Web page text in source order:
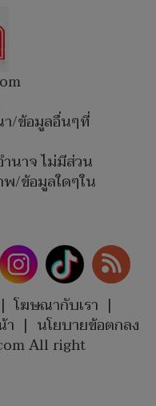
/ข้อมูลอื่นๆที่
นาจ ไม่มีส่วน
พ/ข้อมูลใดๆใน
| โฆษณากับเรา |
า | นโยบายข้อตกลง
All right